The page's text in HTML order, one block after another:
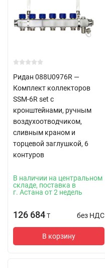
Ридан 088U0976R —
Комплект коллекторов
SSM-6R set с
кронштейнами, ручным
воздухоотводчиком,
сливным краном и
торцевой заглушкой, 6
контуров
В наличии на центральном
складе, поставка в
г. Астана от 2 недель
126 684 T без НДС
В корзину